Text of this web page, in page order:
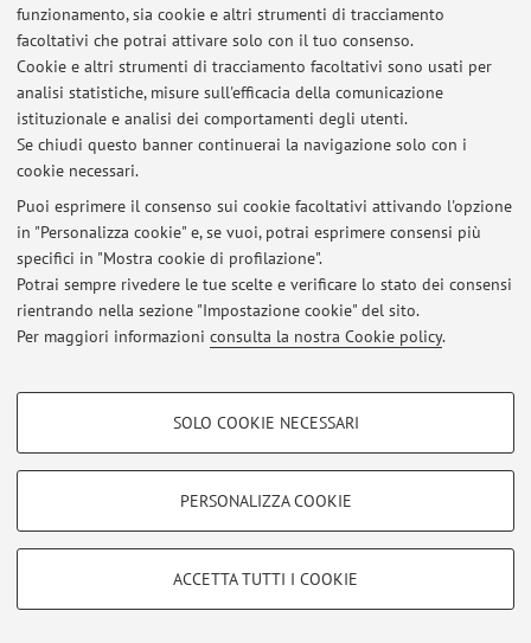
funzionamento, sia cookie e altri strumenti di tracciamento
facoltativi che potrai attivare solo con il tuo consenso.
Cookie e altri strumenti di tracciamento facoltativi sono usati per
analisi statistiche, misure sull'efficacia della comunicazione
istituzionale e analisi dei comportamenti degli utenti.
Se chiudi questo banner continuerai la navigazione solo con i
cookie necessari.
Puoi esprimere il consenso sui cookie facoltativi attivando l'opzione
in "Personalizza cookie" e, se vuoi, potrai esprimere consensi più
specifici in "Mostra cookie di profilazione".
Potrai sempre rivedere le tue scelte e verificare lo stato dei consensi
rientrando nella sezione "Impostazione cookie" del sito.
Per maggiori informazioni consulta la nostra Cookie policy.
COOKIE DI PROFILAZIONE - FACOLTATIVI
COOKIE TECNICI - NECESSARI
Si tratta di cookie tecnici utilizzati, a titolo esemplificativo, per il corretto
SOLO COOKIE NECESSARI
PERSONALIZZA COOKIE
ACCETTA TUTTI I COOKIE
Area riservata
Accedi tramite login per gestire tutti i contenuti del sito.
© 2026 - ALMA MATER STUDIORUM - Università di Bologna - Via
Zamboni, 33 - 40126 Bologna - Partita IVA: 01131710376
Privacy| Note legali |Impostazioni Cookie